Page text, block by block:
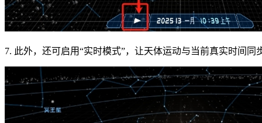
7. 此外，还可启用“实时模式”，让天体运动与当前真实时间同